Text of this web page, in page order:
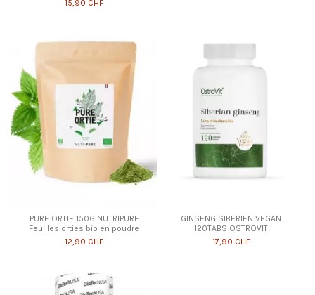
15,90 CHF
PURE ORTIE 150G NUTRIPURE
Feuilles orties bio en poudre
12,90 CHF
GINSENG SIBERIEN VEGAN
120TABS OSTROVIT
17,90 CHF